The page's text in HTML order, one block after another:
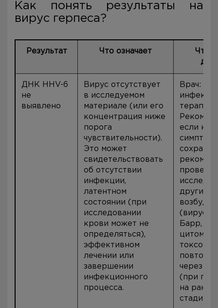
Как понять результаты на
вирус герпеса?
Результат Что означает
Что
ДНК HHV-6
не
выявлено
Вирус отсутствует
в исследуемом
материале (или его
концентрация ниже
порога
чувствительности).
Это может
свидетельствовать
об отсутствии
инфекции,
латентном
состоянии (при
исследовании
крови может не
определяться),
эффективном
лечении или
завершении
инфекционного
процесса.
Врач:
если
провести
других
(вирус
Барр,
через
(при
на
стадию).